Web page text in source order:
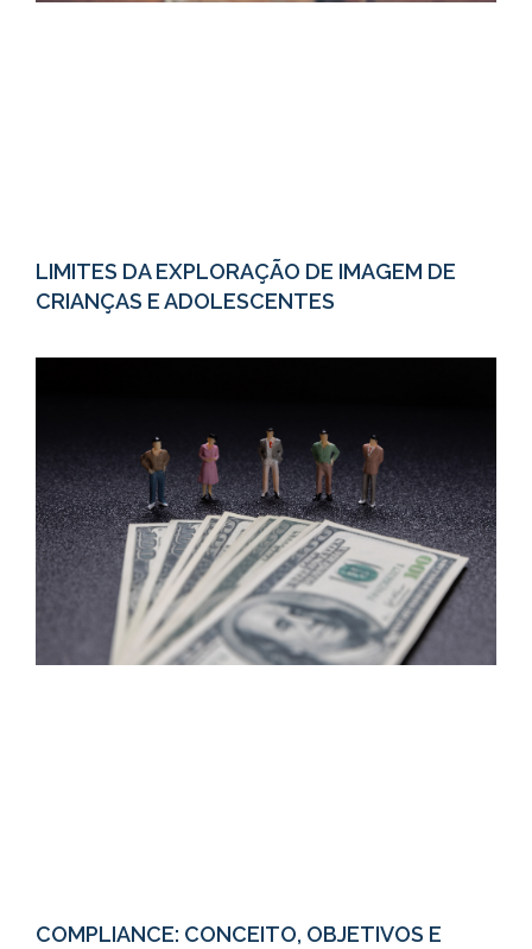
LIMITES DA EXPLORAÇÃO DE IMAGEM DE
CRIANÇAS E ADOLESCENTES
COMPLIANCE: CONCEITO, OBJETIVOS E